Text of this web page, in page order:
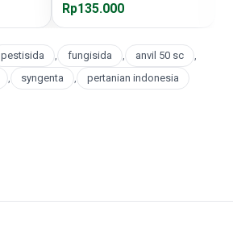
Rp135.000
pestisida , fungisida , anvil 50 sc
,
, syngenta , pertanian indonesia